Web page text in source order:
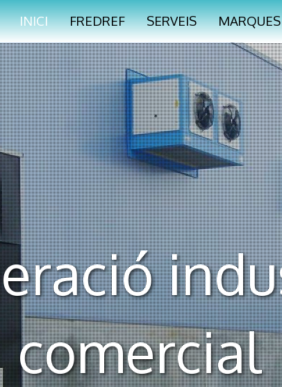
INICI FREDREF SERVEIS MARQUES
comercial